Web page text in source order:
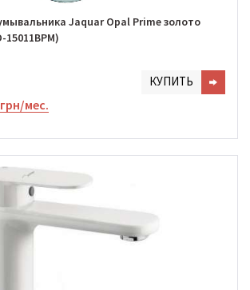
Jaquar Opal Prime золото
15011BPM)
КУПИТЬ
мес.